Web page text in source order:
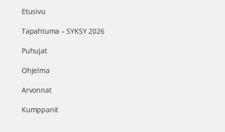
Etusivu
Tapahtuma – SYKSY 2026
Puhujat
Ohjelma
Arvonnat
Kumppanit